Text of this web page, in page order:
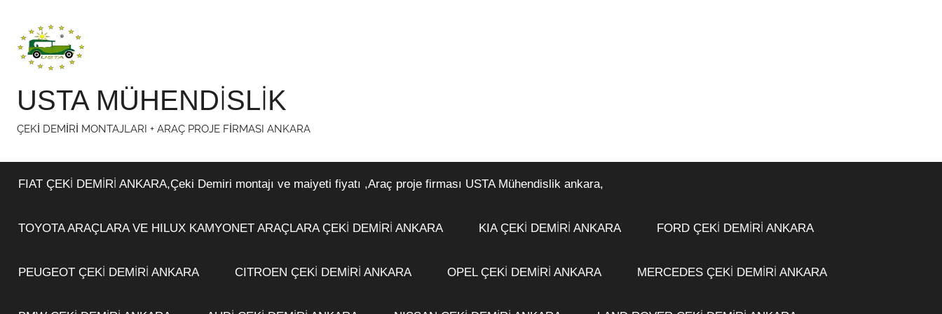
USTA MÜHENDİSLİK
ÇEKİ DEMİRİ MONTAJLARI + ARAÇ PROJE FİRMASI ANKARA
FIAT ÇEKİ DEMİRİ ANKARA,Çeki Demiri montajı ve maiyeti fiyatı ,Araç proje firması USTA Mühendislik ankara,
TOYOTA ARAÇLARA VE HILUX KAMYONET ARAÇLARA ÇEKİ DEMİRİ ANKARA KIA ÇEKİ DEMİRİ ANKARA FORD ÇEKİ DEMİRİ ANKARA
PEUGEOT ÇEKİ DEMİRİ ANKARA CITROEN ÇEKİ DEMİRİ ANKARA OPEL ÇEKİ DEMİRİ ANKARA MERCEDES ÇEKİ DEMİRİ ANKARA